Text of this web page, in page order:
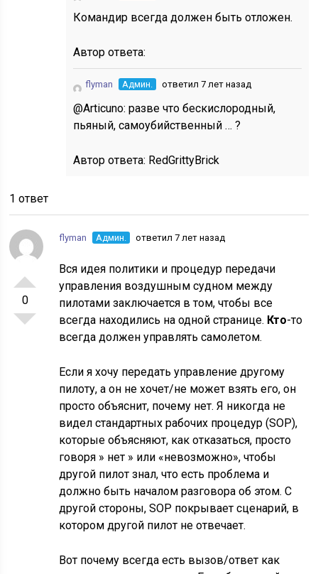
Командир всегда должен быть отложен.
Автор ответа:
flyman Админ. ответил 7 лет назад
@Articuno: разве что бескислородный,
пьяный, самоубийственный … ?
Автор ответа: RedGrittyBrick
1 ответ
0
flyman Админ. ответил 7 лет назад
Вся идея политики и процедур передачи
управления воздушным судном между
пилотами заключается в том, чтобы все
всегда находились на одной странице. Кто-то
всегда должен управлять самолетом.
Если я хочу передать управление другому
пилоту, а он не хочет/не может взять его, он
просто объяснит, почему нет. Я никогда не
видел стандартных рабочих процедур (SOP),
которые объясняют, как отказаться, просто
говоря » нет » или «невозможно», чтобы
другой пилот знал, что есть проблема и
должно быть началом разговора об этом. С
другой стороны, SOP покрывает сценарий, в
котором другой пилот не отвечает.
Вот почему всегда есть вызов/ответ как